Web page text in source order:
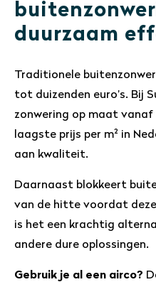
duurzaam
Traditionele
tot duizenden euro’s. Bij
zonwering op maat vanaf
laagste prijs per m² in
aan kwaliteit.
Daarnaast blokkeert
van de hitte voordat
is het een krachtig
andere dure oplossingen.
Gebruik je al een airco?